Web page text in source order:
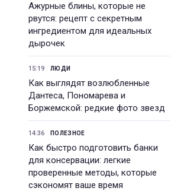
Ажурные блины, которые не
рвутся: рецепт с секретным
ингредиентом для идеальных
дырочек
15:19 ЛЮДИ
Как выглядят возлюбленные
Дантеса, Пономарева и
Боржемской: редкие фото звезд
14:36 ПОЛЕЗНОЕ
Как быстро подготовить банки
для консервации: легкие
проверенные методы, которые
сэкономят ваше время